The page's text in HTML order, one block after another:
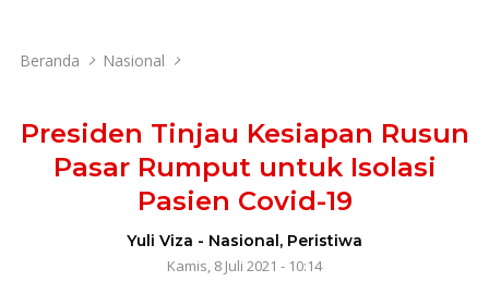
Beranda Nasional
Presiden Tinjau Kesiapan Rusun
Pasar Rumput untuk Isolasi
Pasien Covid-19
Yuli Viza - Nasional, Peristiwa
Kamis, 8 Juli 2021 - 10:14